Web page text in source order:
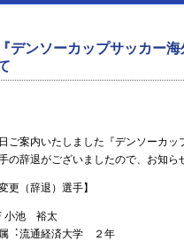
『デンソーカップサッカー
ご案内いたしました『デンソーカッ
の辞退がございましたので、お知ら
変更（辞退）選⼿】
⼩池 裕太
︓流通経済⼤学 ２年